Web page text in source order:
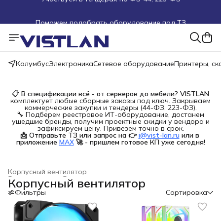
Пуско-наладочные работы
Пришлите запрос на e-mail или в чат
КолумбусЭлектроникаСетевое оборудованиеПринтеры,
📋 В спецификации всё - от серверов до мебели? VISTLAN
комплектует любые сборные заказы под ключ. Закрываем
коммерческие закупки и тендеры (44-ФЗ, 223-ФЗ).
🔧 Подберем реестровое ИТ-оборудование, достанем
ушедшие бренды, получим проектные скидки у вендора и
зафиксируем цену. Привезем точно в срок.
📩 Отправьте ТЗ или запрос на 👉 i@vist-lan.ru или в
приложение MAX 🚀 - пришлем готовое КП уже сегодня!
Корпусный вентилятор
Системы охлаждения для компьютеров
Электроника
Главная ›
Корпусный вентилятор
Фильтры Сортировка